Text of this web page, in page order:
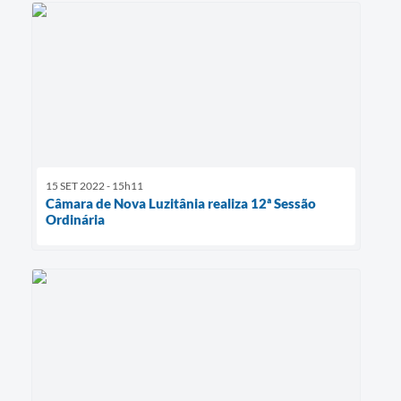
15 SET 2022 - 15h11
Câmara de Nova Luzitânia realiza 12ª Sessão
Ordinária